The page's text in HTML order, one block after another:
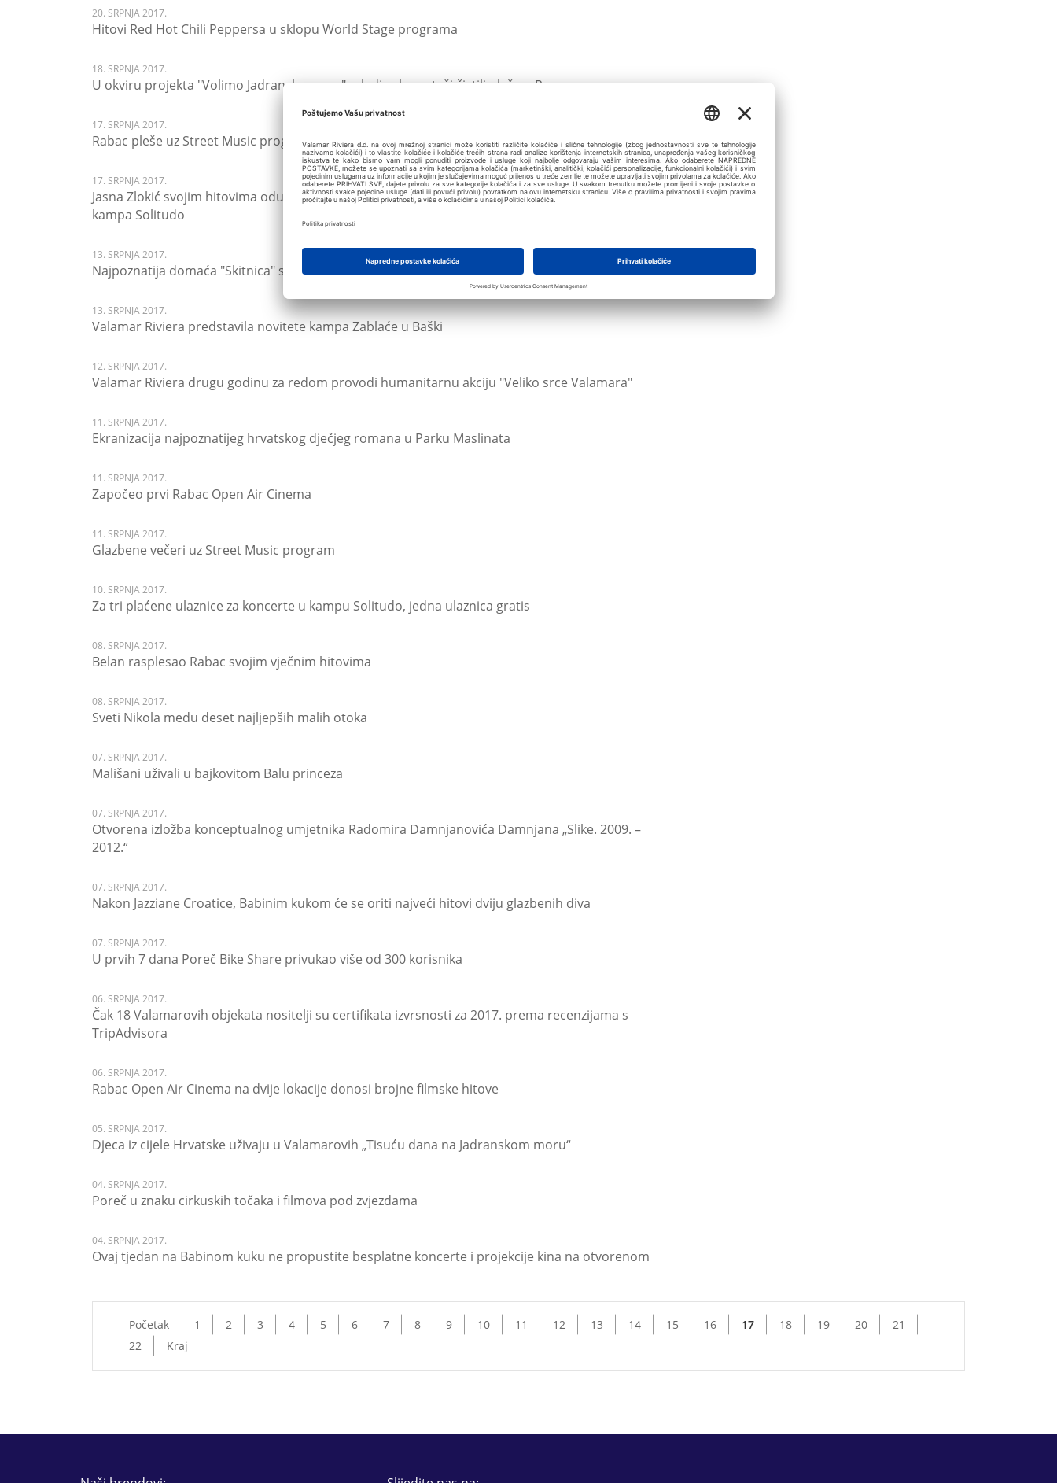
20. SRPNJA 2017.
Hitovi Red Hot Chili Peppersa u sklopu World Stage programa
18. SRPNJA 2017.
U okviru projekta "Volimo Jadransko more" mladi rukometaši čistili plažu u Rapcu
17. SRPNJA 2017.
Rabac pleše uz Street Music program
17. SRPNJA 2017.
Jasna Zlokić svojim hitovima oduševila dubrovačku publiku na prekrasnoj ljetnoj pozornici
kampa Solitudo
13. SRPNJA 2017.
Najpoznatija domaća "Skitnica" sutra dolazi u kamp Solitudo
13. SRPNJA 2017.
Valamar Riviera predstavila novitete kampa Zablaće u Baški
12. SRPNJA 2017.
Valamar Riviera drugu godinu za redom provodi humanitarnu akciju "Veliko srce Valamara"
11. SRPNJA 2017.
Ekranizacija najpoznatijeg hrvatskog dječjeg romana u Parku Maslinata
11. SRPNJA 2017.
Započeo prvi Rabac Open Air Cinema
11. SRPNJA 2017.
Glazbene večeri uz Street Music program
10. SRPNJA 2017.
Za tri plaćene ulaznice za koncerte u kampu Solitudo, jedna ulaznica gratis
08. SRPNJA 2017.
Belan rasplesao Rabac svojim vječnim hitovima
08. SRPNJA 2017.
Sveti Nikola među deset najljepših malih otoka
07. SRPNJA 2017.
Mališani uživali u bajkovitom Balu princeza
07. SRPNJA 2017.
Otvorena izložba konceptualnog umjetnika Radomira Damnjanovića Damnjana „Slike. 2009. –
2012.“
07. SRPNJA 2017.
Nakon Jazziane Croatice, Babinim kukom će se oriti najveći hitovi dviju glazbenih diva
07. SRPNJA 2017.
U prvih 7 dana Poreč Bike Share privukao više od 300 korisnika
06. SRPNJA 2017.
Čak 18 Valamarovih objekata nositelji su certifikata izvrsnosti za 2017. prema recenzijama s
TripAdvisora
06. SRPNJA 2017.
Rabac Open Air Cinema na dvije lokacije donosi brojne filmske hitove
05. SRPNJA 2017.
Djeca iz cijele Hrvatske uživaju u Valamarovih „Tisuću dana na Jadranskom moru“
04. SRPNJA 2017.
Poreč u znaku cirkuskih točaka i filmova pod zvjezdama
04. SRPNJA 2017.
Ovaj tjedan na Babinom kuku ne propustite besplatne koncerte i projekcije kina na otvorenom
Početak 1 2 3 4 5 6 7 8 9 10 11 12 13 14 15 16 17 18 19 20
21
22
Kraj